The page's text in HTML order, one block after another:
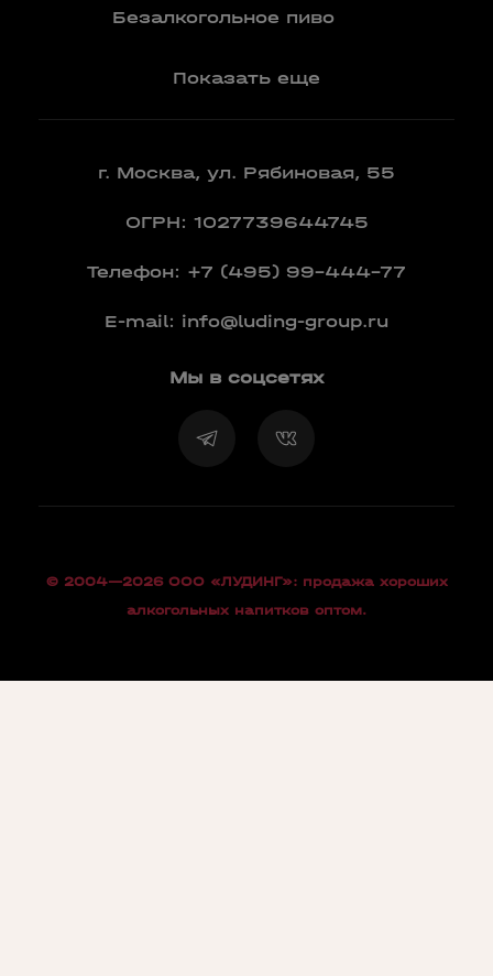
Безалкогольное пиво
Показать еще
г. Москва, ул. Рябиновая, 55
ОГРН: 1027739644745
Телефон: +7 (495) 99-444-77
E-mail: info@luding-group.ru
Мы в соцсетях
© 2004—2026 OOO «ЛУДИНГ»: продажа хороших
алкогольных напитков оптом.